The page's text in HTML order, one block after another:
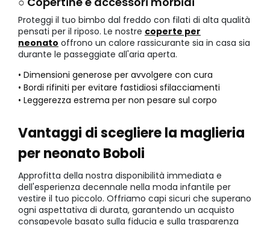
Proteggi il tuo bimbo dal freddo con filati di alta qualità
pensati per il riposo. Le nostre coperte per
neonato offrono un calore rassicurante sia in casa sia
durante le passeggiate all'aria aperta.
• Dimensioni generose per avvolgere con cura
• Bordi rifiniti per evitare fastidiosi sfilacciamenti
• Leggerezza estrema per non pesare sul corpo
Vantaggi di scegliere la maglieria
per neonato Boboli
Approfitta della nostra disponibilità immediata e
dell'esperienza decennale nella moda infantile per
vestire il tuo piccolo. Offriamo capi sicuri che superano
ogni aspettativa di durata, garantendo un acquisto
consapevole basato sulla fiducia e sulla trasparenza